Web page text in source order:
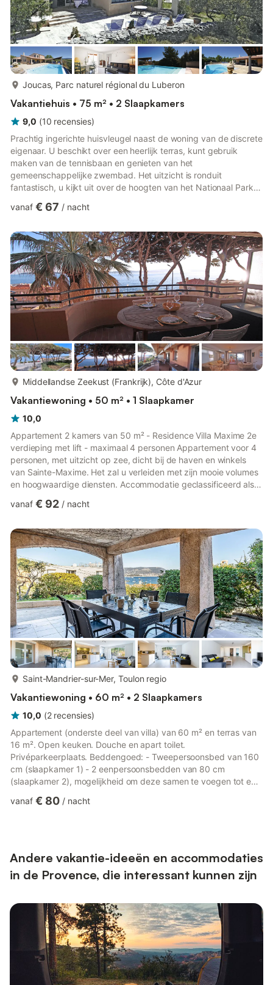
Joucas, Parc naturel régional du Luberon
Vakantiehuis • 75 m² • 2 Slaapkamers
9,0 (10 recensies)
Prachtig ingerichte huisvleugel naast de woning van de discrete
eigenaar. U beschikt over een heerlijk terras, kunt gebruik
maken van de tennisbaan en genieten van het
gemeenschappelijke zwembad. Het uitzicht is ronduit
fantastisch, u kijkt uit over de hoogten van het Nationaal Park
rustig, op deze verborgen locatie diep in de Provence. Hier ligt
olijfmolen die ooit door ezels draaiende werd gehouden. Je
hebt hier ook een goede uitvalsbasis om Gordes en Murs te
verkennen met pr...
vanaf € 67 / nacht
meer...
Middellandse Zeekust (Frankrijk), Côte d'Azur
Vakantiewoning • 50 m² • 1 Slaapkamer
10,0
Appartement 2 kamers van 50 m² - Residence Villa Maxime 2e
verdieping met lift - maximaal 4 personen Appartement voor 4
personen, met uitzicht op zee, dicht bij de haven en winkels
van Sainte-Maxime. Het zal u verleiden met zijn mooie volumes
en hoogwaardige diensten. Accommodatie geclassificeerd als
Airconditioning in de woonkamer met slaapbank (140 cm),
uitgeruste open keuken: koelkast met vriesvak, vaatwasser, 2-
pits kookplaat, oven, magnetron, koffiezetapparaat, wate...
vanaf € 92 / nacht
Saint-Mandrier-sur-Mer, Toulon regio
Vakantiewoning • 60 m² • 2 Slaapkamers
10,0 (2 recensies)
Appartement (onderste deel van villa) van 60 m² en terras van
16 m². Open keuken. Douche en apart toilet.
Privéparkeerplaats. Beddengoed: - Tweepersoonsbed van 160
cm (slaapkamer 1) - 2 eenpersoonsbedden van 80 cm
(slaapkamer 2), mogelijkheid om deze samen te voegen tot een
Uitrusting: - Tv, Wifi, airconditioning (slaapkamers en
zijn niet toegestaan in deze accommoda...
vanaf € 80 / nacht
Andere vakantie-ideeën en accommodaties
in de Provence, die interessant kunnen zijn